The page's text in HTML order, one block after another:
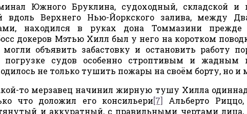
Южного Бруклина, судоходный, складской и
вдоль Верхнего Нью-Йоркского залива, между
находился в руках дона Томмазини прежде
докеров Мэтью Хилл был у него на коротком
объявить забастовку и остановить работу
погрузке судов особенно строптивым и жадным
не только тушить пожары на своём борту, но и
то мерзавец начинил жирную тушу Хилла
что доложил его консильери[7] Альберто
и аккуратный, с правильными чертами лица,